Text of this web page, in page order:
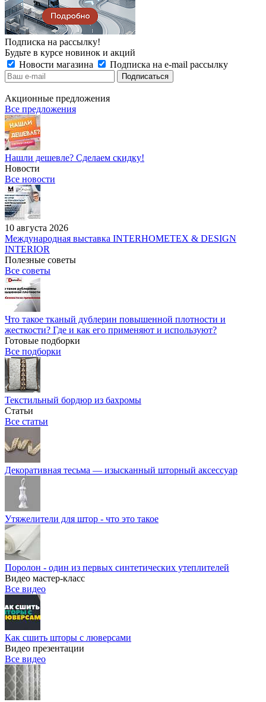
Подписка на рассылку!
Будьте в курсе новинок и акций
Новости магазина
Подписка на e-mail рассылку
Акционные предложения
Все предложения
Нашли дешевле? Сделаем скидку!
Новости
Все новости
10 августа 2026
Международная выставка INTERHOMETEX & DESIGN
INTERIOR
Полезные советы
Все советы
Что такое тканый дублерин повышенной плотности и
жесткости? Где и как его применяют и используют?
Готовые подборки
Все подборки
Текстильный бордюр из бахромы
Статьи
Все статьи
Декоративная тесьма — изысканный шторный аксессуар
Утяжелители для штор - что это такое
Поролон - один из первых синтетических утеплителей
Видео мастер-класс
Все видео
Как сшить шторы с люверсами
Видео презентации
Все видео